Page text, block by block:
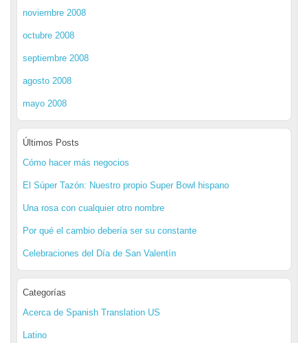
noviembre 2008
octubre 2008
septiembre 2008
agosto 2008
mayo 2008
Últimos Posts
Cómo hacer más negocios
El Súper Tazón: Nuestro propio Super Bowl hispano
Una rosa con cualquier otro nombre
Por qué el cambio debería ser su constante
Celebraciones del Día de San Valentín
Categorías
Acerca de Spanish Translation US
Latino